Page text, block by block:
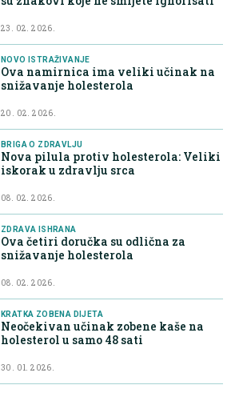
23. 02. 2026.
NOVO ISTRAŽIVANJE
Ova namirnica ima veliki učinak na
snižavanje holesterola
20. 02. 2026.
BRIGA O ZDRAVLJU
Nova pilula protiv holesterola: Veliki
iskorak u zdravlju srca
08. 02. 2026.
ZDRAVA ISHRANA
Ova četiri doručka su odlična za
snižavanje holesterola
08. 02. 2026.
KRATKA ZOBENA DIJETA
Neočekivan učinak zobene kaše na
holesterol u samo 48 sati
30. 01. 2026.